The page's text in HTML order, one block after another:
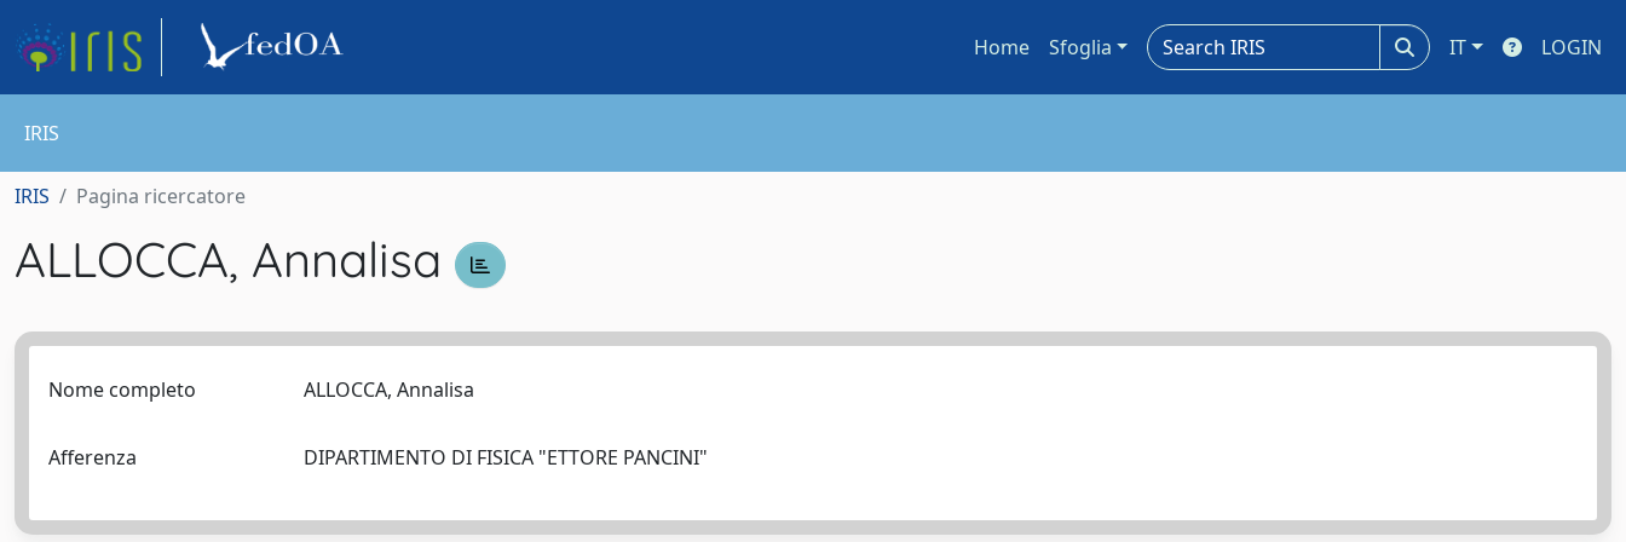
Home Sfoglia IT LOGIN
IRIS
IRIS Pagina ricercatore
ALLOCCA, Annalisa
Nome completo ALLOCCA, Annalisa
Afferenza DIPARTIMENTO DI FISICA "ETTORE PANCINI"